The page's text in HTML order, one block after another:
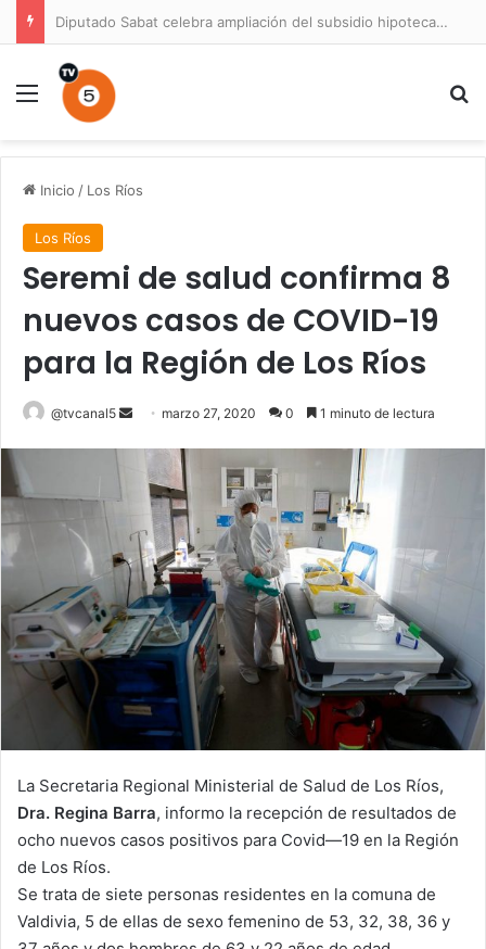
Diputado Sabat celebra ampliación del subsidio hipotecario con viviendas de hasta 6.000 UF
Menú
Inicio / Los Ríos
Los Ríos
Seremi de salud confirma 8
nuevos casos de COVID-19
para la Región de Los Ríos
@tvcanal5
Send marzo 27, 2020 0 1 minuto de lectura
La Secretaria Regional Ministerial de Salud de Los Ríos,
Dra. Regina Barra, informo la recepción de resultados de
ocho nuevos casos positivos para Covid—19 en la Región
de Los Ríos.
Se trata de siete personas residentes en la comuna de
Valdivia, 5 de ellas de sexo femenino de 53, 32, 38, 36 y